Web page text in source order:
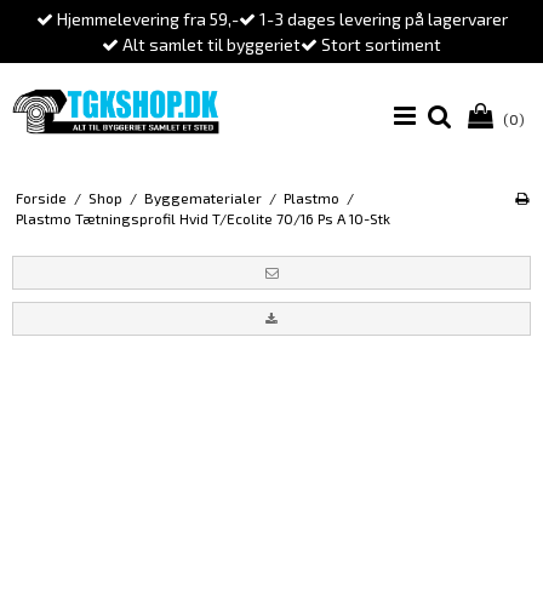
Hjemmelevering fra 59,-
1-3 dages levering på lagervarer
Alt samlet til byggeriet
Stort sortiment
(0)
Forside / Shop / Byggematerialer / Plastmo /
Plastmo Tætningsprofil Hvid T/Ecolite 70/16 Ps A 10-Stk